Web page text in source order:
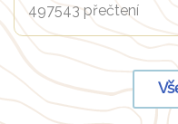
497543 přečtení